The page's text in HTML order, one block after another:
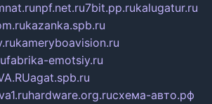
npf.net.ru7bit.pp.rukalugatur.ru
kazanka.spb.ru
kameryboavision.ru
fabrika-emotsiy.ru
agat.spb.ru
hardware.org.ruсхема-авто.рф